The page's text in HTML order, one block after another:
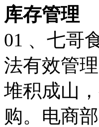
库存管理
01 、七哥
法有效管
堆积成山
购。电商